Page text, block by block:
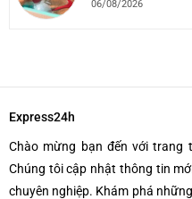
06/08/2026
Express24h
Chào mừng bạn đến với trang
Chúng tôi cập nhật thông tin
chuyên nghiệp. Khám phá